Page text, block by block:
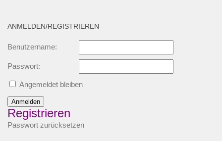
ANMELDEN/REGISTRIEREN
Benutzername:
Passwort:
Angemeldet bleiben
Anmelden
Registrieren
Passwort zurücksetzen